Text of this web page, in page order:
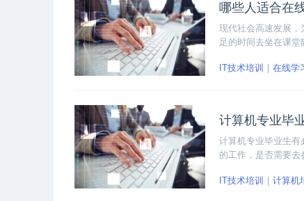
哪些人适合在
现代社会高速发展，
足的时间去坐在课
IT技术培训 在线学
计算机专业毕
计算机专业毕业生有
的工作，是否需要
IT技术培训 计算机